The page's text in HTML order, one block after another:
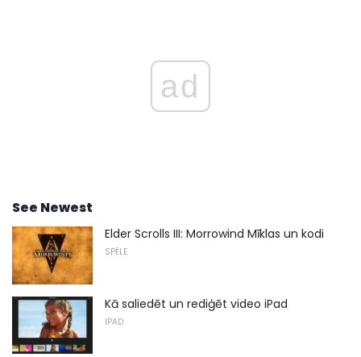
ad
See Newest
Elder Scrolls III: Morrowind Mīklas un kodi
SPĒLE
Kā saliedēt un rediģēt video iPad
IPAD